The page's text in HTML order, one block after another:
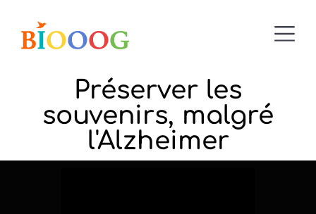
Préserver les
souvenirs, malgré
l'Alzheimer